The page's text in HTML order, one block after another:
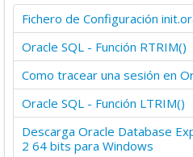
Fichero de Configuración
Oracle SQL - Función RTRIM()
Como tracear una sesión en
Oracle SQL - Función LTRIM()
Descarga Oracle Database
2 64 bits para Windows